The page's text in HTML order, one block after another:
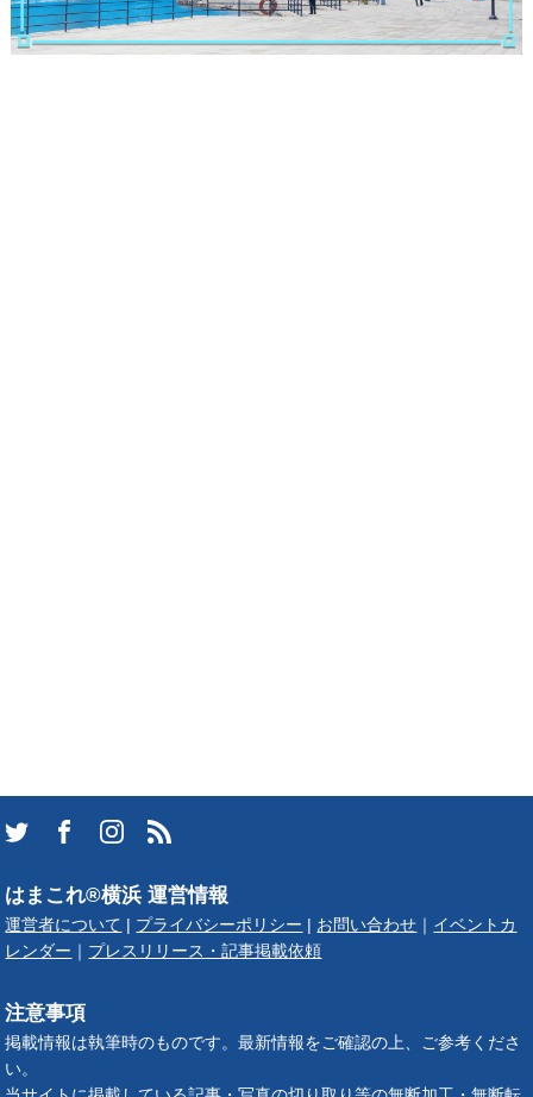
はまこれ®横浜 運営情報
運営者について | プライバシーポリシー | お問い合わせ ｜ イベントカ
レンダー ｜ プレスリリース・記事掲載依頼
注意事項
掲載情報は執筆時のものです。最新情報をご確認の上、ご参考くださ
い。